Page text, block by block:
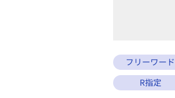
フリーワード
R指定